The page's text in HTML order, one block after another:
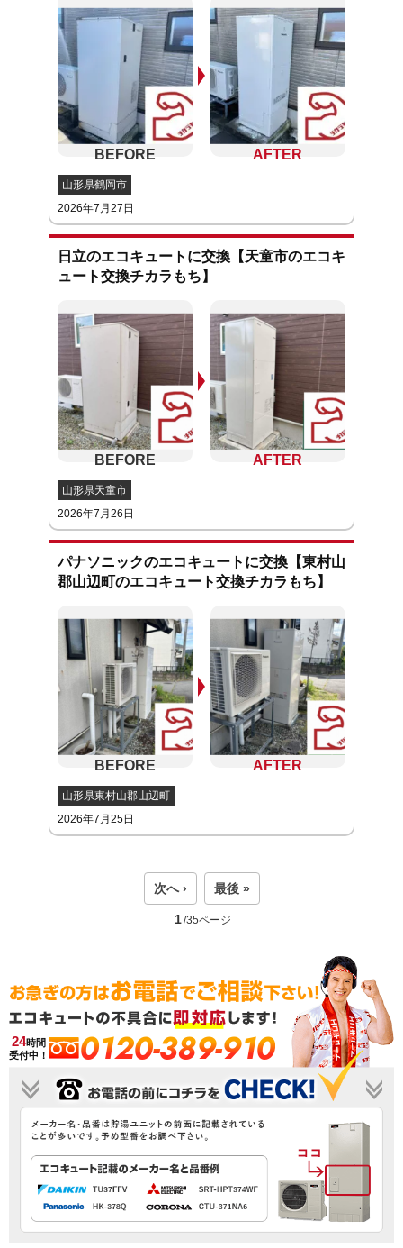
山形県鶴岡市
2026年7月27日
日立のエコキュートに交換【天童市のエコキ
ュート交換チカラもち】
山形県天童市
2026年7月26日
パナソニックのエコキュートに交換【東村山
郡山辺町のエコキュート交換チカラもち】
山形県東村山郡山辺町
2026年7月25日
次へ › 最後 »
1/35ページ
24時間
受付中！
0120-389-910